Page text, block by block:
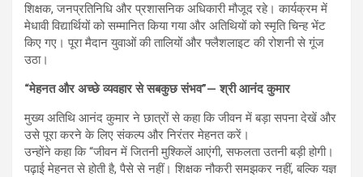
शिक्षक, जनप्रतिनिधि और प्रशासनिक अधिकारी मौजूद रहे। कार्यक्रम में
मेधावी विद्यार्थियों को सम्मानित किया गया और अतिथियों को स्मृति चिन्ह भेंट
किए गए। पूरा मैदान युवाओं की तालियों और फ्लैशलाइट की रोशनी से गूंज
उठा।
“मेहनत और अच्छे व्यवहार से सबकुछ संभव”— श्री आनंद कुमार
मुख्य अतिथि आनंद कुमार ने छात्रों से कहा कि जीवन में बड़ा सपना देखें और
उसे पूरा करने के लिए संकल्प और निरंतर मेहनत करें।
उन्होंने कहा कि “जीवन में जितनी मुश्किलें आएंगी, सफलता उतनी बड़ी होगी।
पढ़ाई मेहनत से होती है, पैसे से नहीं। शिक्षक नौकरी समझकर नहीं, बल्कि यज्ञ